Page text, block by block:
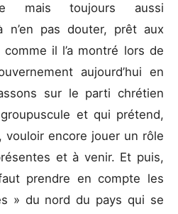
mais toujours aussi
n’en pas douter, prêt aux
il l’a montré lors de
aujourd’hui en
sur le parti chrétien
et qui prétend,
vouloir encore jouer un rôle
et à venir. Et puis,
prendre en compte les
» du nord du pays qui se